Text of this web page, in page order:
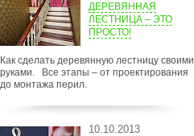
ДЕРЕВЯННАЯ
ЛЕСТНИЦА – ЭТО
ПРОСТО!
Как сделать деревянную лестницу своими
руками. Все этапы – от проектирования
до монтажа перил.
10.10.2013